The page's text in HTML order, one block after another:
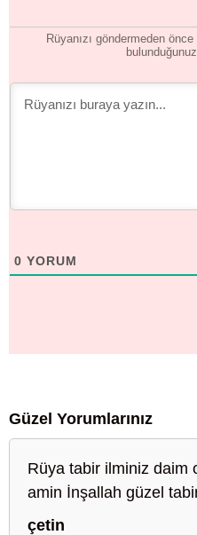
Rüyanızı göndermeden
0 YORUM
Güzel Yorumlarınız
Rüya tabir ilminiz daim
amin İnşallah güzel
çetin